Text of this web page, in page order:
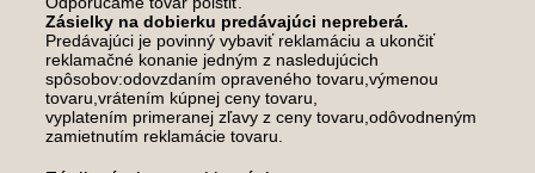
Zásielky na dobierku predávajúci nepreberá.
Predávajúci je povinný vybaviť reklamáciu a ukončiť
reklamačné konanie jedným z nasledujúcich
spôsobov:odovzdaním opraveného tovaru,výmenou
tovaru,vrátením kúpnej ceny tovaru,
vyplatením primeranej zľavy z ceny tovaru,odôvodneným
zamietnutím reklamácie tovaru.